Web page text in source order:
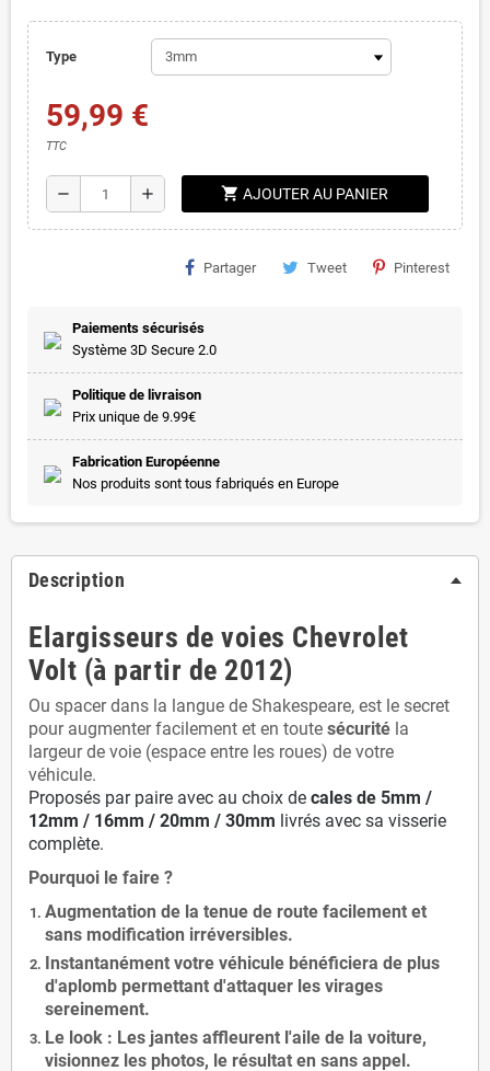
Type
59,99 €
TTC
remove add shopping_cart AJOUTER AU PANIER
Partager Tweet Pinterest
Paiements sécurisés
Système 3D Secure 2.0
Politique de livraison
Prix unique de 9.99€
Fabrication Européenne
Nos produits sont tous fabriqués en Europe
Description
Elargisseurs de voies Chevrolet
Volt (à partir de 2012)
Ou spacer dans la langue de Shakespeare, est le secret
pour augmenter facilement et en toute sécurité la
largeur de voie (espace entre les roues) de votre
véhicule.
Proposés par paire avec au choix de cales de 5mm /
12mm / 16mm / 20mm / 30mm livrés avec sa visserie
complète.
Pourquoi le faire ?
Augmentation de la tenue de route facilement et
sans modification irréversibles.
Instantanément votre véhicule bénéficiera de plus
d'aplomb permettant d'attaquer les virages
sereinement.
Le look : Les jantes affleurent l'aile de la voiture,
visionnez les photos, le résultat en sans appel.